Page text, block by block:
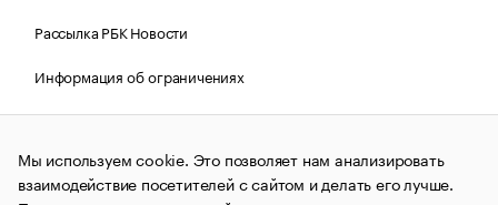
Рассылка РБК Новости
Информация об ограничениях
Правовая информация
О соблюдении авторских прав
© АО «РОСБИЗНЕСКОНСАЛТИНГ»,1995–2026.Сообщения
и материалы информационного агентства «РБК»
(зарегистрировано Федеральной службой по надзору в сфере
Мы используем cookie. Это позволяет нам анализировать
взаимодействие посетителей с сайтом и делать его лучше.